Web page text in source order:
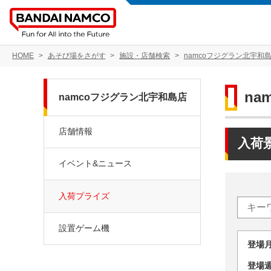
HOME あそび場をさがす 施設・店舗検索 namcoフジグラン北宇和
入荷
登
登
namcoフジグラン北宇和島店
店舗情報
イベント&ニュース
入荷プライズ
設置ゲーム機